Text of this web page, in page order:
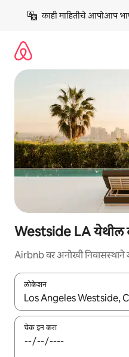
काही माहितीचे आपोआप
Westside LA येथील
Airbnb वर अनोखी
लोकेशन
जेव्हा परिणाम उपलब्ध असतील,
चेक इन करा